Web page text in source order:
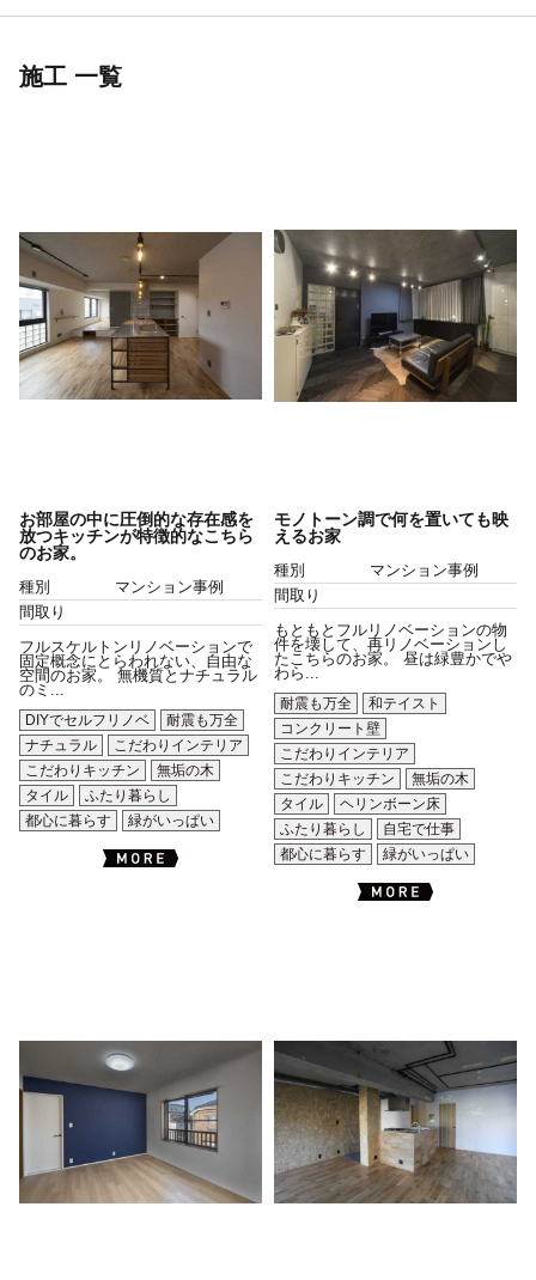
施工 一覧
お部屋の中に圧倒的な存在感を
放つキッチンが特徴的なこちら
のお家。
種別
マンション事例
間取り
フルスケルトンリノベーションで
固定概念にとらわれない、自由な
空間のお家。 無機質とナチュラル
のミ...
DIYでセルフリノベ
耐震も万全
ナチュラル
こだわりインテリア
こだわりキッチン
無垢の木
タイル
ふたり暮らし
都心に暮らす
緑がいっぱい
モノトーン調で何を置いても映
えるお家
種別
マンション事例
間取り
もともとフルリノベーションの物
件を壊して、再リノベーションし
たこちらのお家。 昼は緑豊かでや
わら...
耐震も万全
和テイスト
コンクリート壁
こだわりインテリア
こだわりキッチン
無垢の木
タイル
ヘリンボーン床
ふたり暮らし
自宅で仕事
都心に暮らす
緑がいっぱい